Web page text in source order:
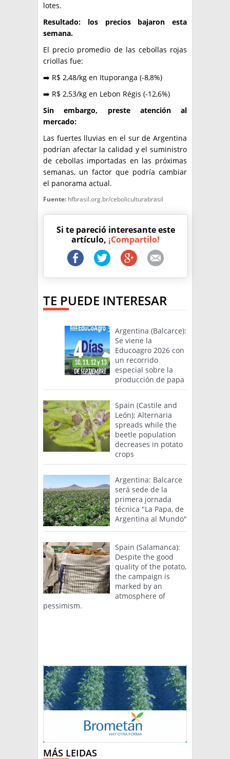
lotes.
Resultado: los precios bajaron esta
semana.
El precio promedio de las cebollas rojas
criollas fue:
➡️ R$ 2,48/kg en Ituporanga (-8,8%)
➡️ R$ 2,53/kg en Lebon Régis (-12,6%)
Sin embargo, preste atención al
mercado:
Las fuertes lluvias en el sur de Argentina
podrían afectar la calidad y el suministro
de cebollas importadas en las próximas
semanas, un factor que podría cambiar
el panorama actual.
Fuente: hfbrasil.org.br/ceboliculturabrasil
Si te pareció interesante este
artículo, ¡Compartilo!
TE PUEDE INTERESAR
Argentina (Balcarce):
Se viene la
Educoagro 2026 con
un recorrido
especial sobre la
producción de papa
Spain (Castile and
León): Alternaria
spreads while the
beetle population
decreases in potato
crops
Argentina: Balcarce
será sede de la
primera jornada
técnica "La Papa, de
Argentina al Mundo"
Spain (Salamanca):
Despite the good
quality of the potato,
the campaign is
marked by an
atmosphere of
pessimism.
MÁS LEIDAS